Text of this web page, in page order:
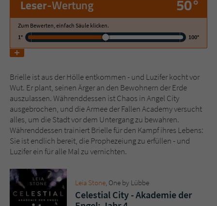
Leser-Wertung 50°
Zum Bewerten, einfach Säule klicken.
1°
100°
Brielle ist aus der Hölle entkommen - und Luzifer kocht vor
Wut. Er plant, seinen Ärger an den Bewohnern der Erde
auszulassen. Währenddessen ist Chaos in Angel City
ausgebrochen, und die Armee der Fallen Academy versucht
alles, um die Stadt vor dem Untergang zu bewahren.
Währenddessen trainiert Brielle für den Kampf ihres Lebens:
Sie ist endlich bereit, die Prophezeiung zu erfüllen - und
Luzifer ein für alle Mal zu vernichten.
Leia Stone , One by Lübbe
Celestial City - Akademie der
Name tx_pwcomments_ahash
Zweck Cookie für Kommentare einzelner Buchtitel
Name fe_typo_user
Anbieter Literatur-Couch Medien GmbH & Co. KG
Dieses Cookie gewährleistet die
Kommunikation der Webseite mit dem